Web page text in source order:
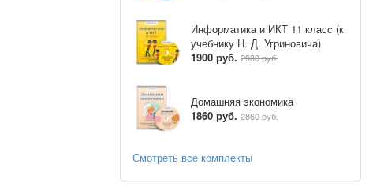
Информатика и ИКТ 11 класс (к
учебнику Н. Д. Угриновича)
1900 руб. 2930 руб.
Домашняя экономика
1860 руб. 2860 руб.
Смотреть все комплекты